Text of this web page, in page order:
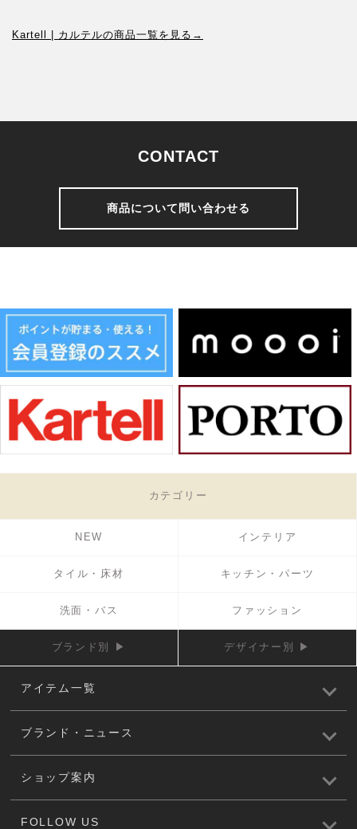
Kartell | カルテルの商品一覧を見る→
CONTACT
商品について問い合わせる
カテゴリー
NEW インテリア
タイル・床材 キッチン・パーツ
洗面・バス ファッション
ブランド別 ▶ デザイナー別 ▶
アイテム一覧
ブランド・ニュース
ショップ案内
FOLLOW US